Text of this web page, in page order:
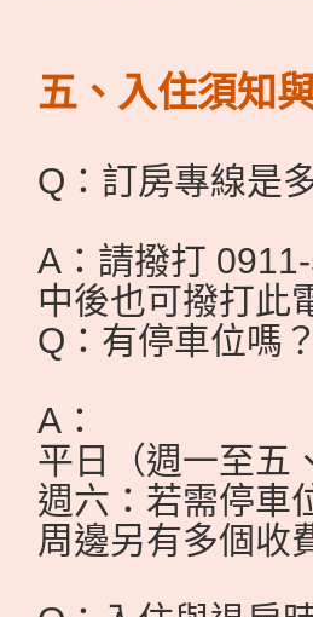
五、入住須知
Q：訂房專線是
A：請撥打
中後也可撥打此
Q：有停車位嗎
A：
平日（週一至五
週六：若需停車
周邊另有多個收